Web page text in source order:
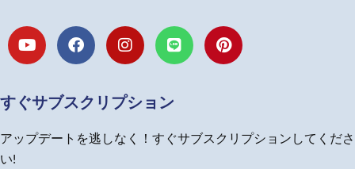
Y
o
u
u
b
F
a
c
b
o
k
I
n
s
a
g
a
L
i
n
P
i
n
s
すぐサブスクリプション
アップデートを逃しなく！すぐサブスクリプションしてくださ
い!